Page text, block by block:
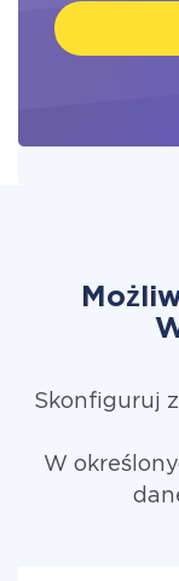
Skonfiguruj
W